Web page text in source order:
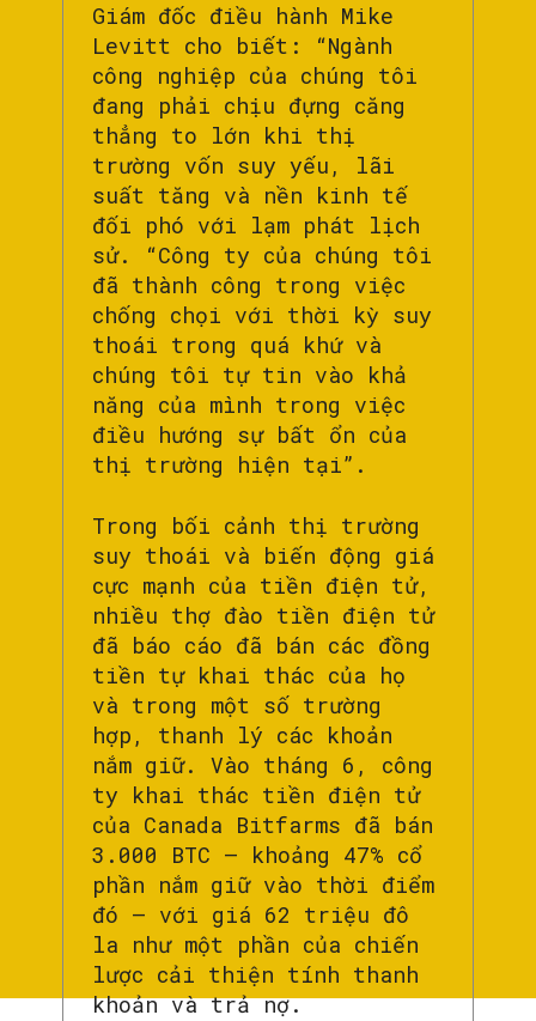
Giám đốc điều hành Mike
Levitt cho biết: “Ngành
công nghiệp của chúng tôi
đang phải chịu đựng căng
thẳng to lớn khi thị
trường vốn suy yếu, lãi
suất tăng và nền kinh tế
đối phó với lạm phát lịch
sử. “Công ty của chúng tôi
đã thành công trong việc
chống chọi với thời kỳ suy
thoái trong quá khứ và
chúng tôi tự tin vào khả
năng của mình trong việc
điều hướng sự bất ổn của
thị trường hiện tại”.
Trong bối cảnh thị trường
suy thoái và biến động giá
cực mạnh của tiền điện tử,
nhiều thợ đào tiền điện tử
đã báo cáo đã bán các đồng
tiền tự khai thác của họ
và trong một số trường
hợp, thanh lý các khoản
nắm giữ. Vào tháng 6, công
ty khai thác tiền điện tử
của Canada Bitfarms đã bán
3.000 BTC – khoảng 47% cổ
phần nắm giữ vào thời điểm
đó – với giá 62 triệu đô
la như một phần của chiến
lược cải thiện tính thanh
khoản và trả nợ.